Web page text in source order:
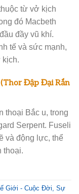
từ vở kịch
đó Macbeth
đầy vũ khí.
tế và sức mạnh,
kịch.
Đập Đại Rắn
thoại Bắc u, trong
Serpent. Fuseli
và động lực, thể
thoại.
Giới - Cuộc Đời, Sự